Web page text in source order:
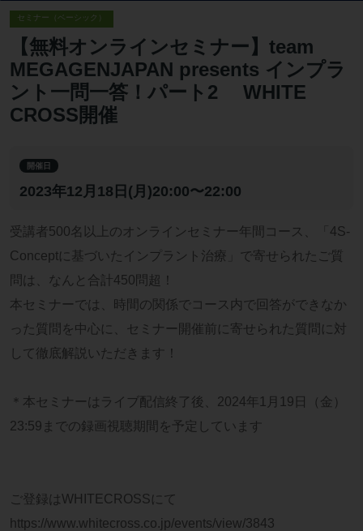
セミナー（ベーシック）
【無料オンラインセミナー】team
MEGAGENJAPAN presents インプラ
ント一問一答！パート2 WHITE
CROSS開催
開催日
2023年12月18日(月)20:00〜22:00
受講者500名以上のオンラインセミナー年間コース、「4S-
Conceptに基づいたインプラント治療」で寄せられたご質
問は、なんと合計450問超！
本セミナーでは、時間の関係でコース内で回答ができなか
った質問を中心に、セミナー開催前に寄せられた質問に対
して徹底解説いただきます！
＊本セミナーはライブ配信終了後、2024年1月19日（金）
23:59までの録画視聴期間を予定しています
ご登録はWHITECROSSにて
https://www.whitecross.co.jp/events/view/3843